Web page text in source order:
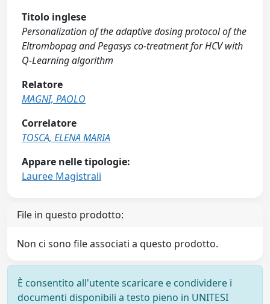
Titolo inglese
Personalization of the adaptive dosing protocol of the
Eltrombopag and Pegasys co-treatment for HCV with
Q-Learning algorithm
Relatore
MAGNI, PAOLO
Correlatore
TOSCA, ELENA MARIA
Appare nelle tipologie:
Lauree Magistrali
File in questo prodotto:
Non ci sono file associati a questo prodotto.
È consentito all'utente scaricare e condividere i
documenti disponibili a testo pieno in UNITESI